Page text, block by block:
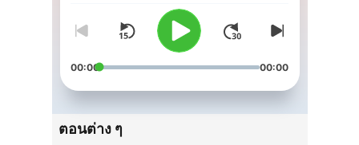
00:00 00:00
ตอนต่าง ๆ